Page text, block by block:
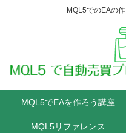
MQL5でのEAの
MQL5でEAを作ろう講座
MQL5リファレンス